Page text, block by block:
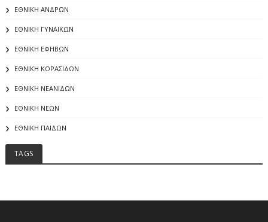
ΕΘΝΙΚΗ ΑΝΔΡΩΝ
ΕΘΝΙΚΗ ΓΥΝΑΙΚΩΝ
ΕΘΝΙΚΗ ΕΦΗΒΩΝ
ΕΘΝΙΚΗ ΚΟΡΑΣΙΔΩΝ
ΕΘΝΙΚΗ ΝΕΑΝΙΔΩΝ
ΕΘΝΙΚΗ ΝΕΩΝ
ΕΘΝΙΚΗ ΠΑΙΔΩΝ
TAGS